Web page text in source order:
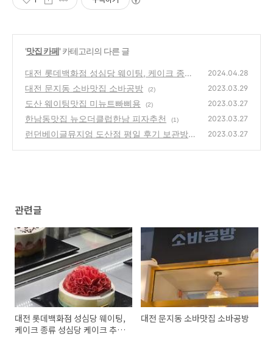
'맛집 카페' 카테고리의 다른 글
대전 롯데백화점 성심당 웨이팅, 케이크 종류
성심당 케이크 추천 롯데백화점 시그니처 종류
가격 대전 어버이날 케이크
(1)
2024.04.28
대전 문지동 소바맛집 소바공방 (2) 2023.03.29
도산 웨이팅맛집 미뉴트빠삐용 (2) 2023.03.27
한남동맛집 뉴오더클럽한남 피자추천 (1) 2023.03.27
런던베이글뮤지엄 도산점 평일 후기 보관방법 2023.03.27
관련글
대전 롯데백화점 성심당 웨이팅,
케이크 종류 성심당 케이크 추천
대전 문지동 소바맛집 소바공방